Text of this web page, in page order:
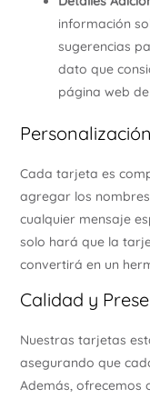
información
sugerencias
dato que
página web
Personalización
Cada tarjeta es
agregar los
cualquier mensaje
solo hará que la
convertirá en un
Calidad y
Nuestras tarjetas
asegurando que
Además, ofrecemos